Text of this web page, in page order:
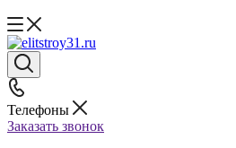
Телефоны
Заказать звонок